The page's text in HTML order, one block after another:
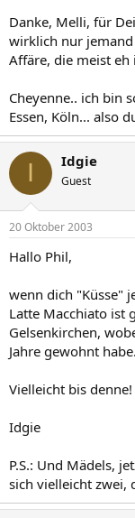
Danke, Melli, für
wirklich nur
Affäre, die meist eh
Cheyenne.. ich bin
Essen, Köln... also
I Idgie
Guest
20 Oktober 2003
Hallo Phil,
wenn dich "Küsse"
Latte Macchiato ist
Gelsenkirchen,
Jahre gewohnt habe.
Vielleicht bis denne!
Idgie
P.S.: Und Mädels,
sich vielleicht zwei,